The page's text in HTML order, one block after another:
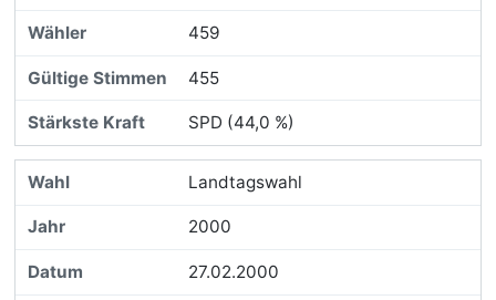
459
455
SPD (44,0 %)
Landtagswahl
2000
27.02.2000